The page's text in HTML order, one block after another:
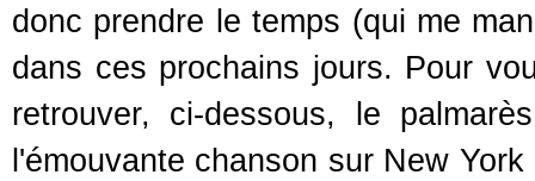
donc prendre le temps (qui me
dans ces prochains jours. Pour
retrouver, ci-dessous, le
l'émouvante chanson sur New